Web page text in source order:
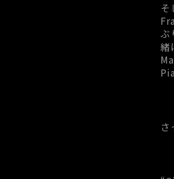
ぶ
緒
さ